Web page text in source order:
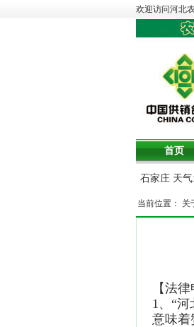
欢迎访问河北
首页
石家庄 天
当前位置： 关
【法律
1、“
意味着